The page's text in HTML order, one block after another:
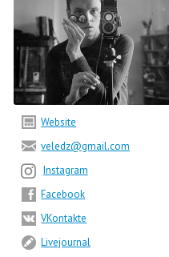
 Website
 veledz@gmail.com
 Instagram
 Facebook
 VKontakte
 Livejournal